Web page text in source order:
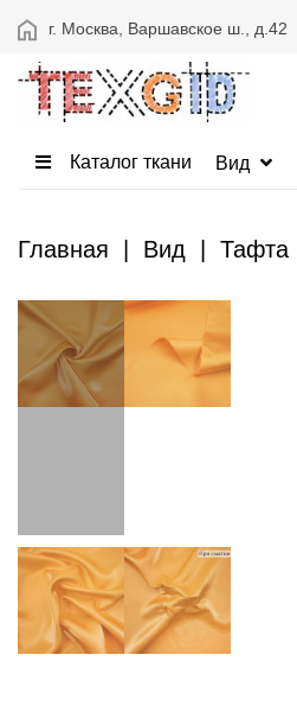
г. Москва, Варшавское ш., д.42
Каталог ткани Вид
Главная Вид Тафта